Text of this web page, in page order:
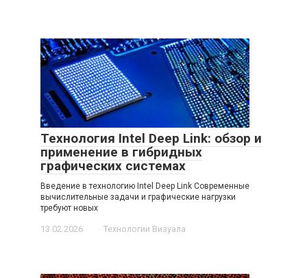
Технология Intel Deep Link: обзор и
применение в гибридных
графических системах
Введение в технологию Intel Deep Link Современные
вычислительные задачи и графические нагрузки
требуют новых
13.02.2026 Технологии Визуала